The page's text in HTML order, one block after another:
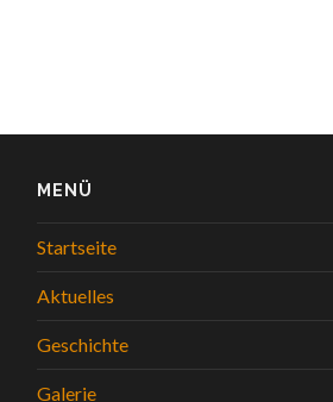
MENÜ
Startseite
Aktuelles
Geschichte
Galerie